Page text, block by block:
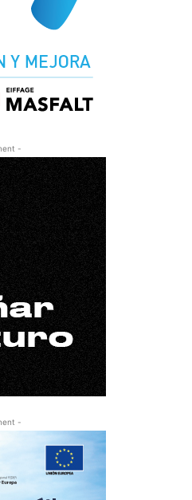
-
-